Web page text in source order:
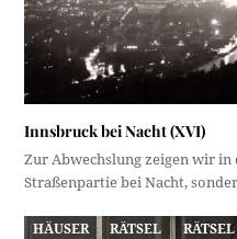
Innsbruck bei Nacht (XVI)
Zur Abwechslung zeigen wir in
Straßenpartie bei Nacht,
HÄUSER RÄTSEL